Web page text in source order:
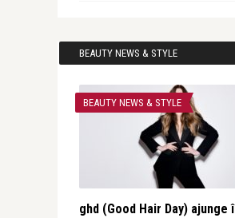
BEAUTY NEWS & STYLE
BEAUTY NEWS & STYLE
ghd (Good Hair Day) ajunge